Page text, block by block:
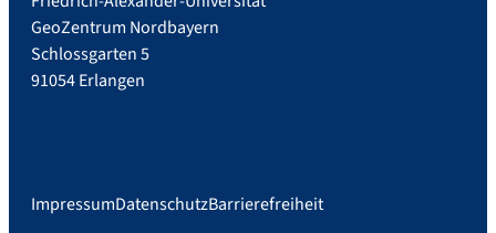
GeoZentrum Nordbayern
Schlossgarten 5
91054 Erlangen
ImpressumDatenschutzBarrierefreiheit